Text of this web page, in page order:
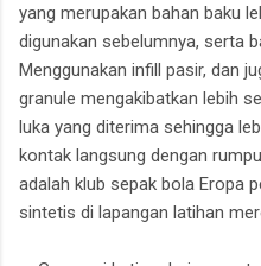
yang merupakan bahan baku
digunakan sebelumnya, serta
Menggunakan infill pasir, dan
granule mengakibatkan lebih
luka yang diterima sehingga
kontak langsung dengan
adalah klub sepak bola Eropa
sintetis di lapangan latihan